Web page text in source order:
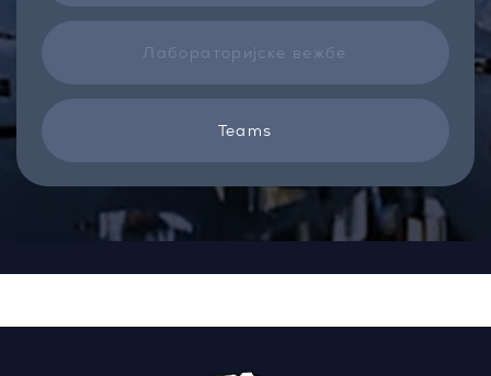
Лабораторијске вежбе
Teams